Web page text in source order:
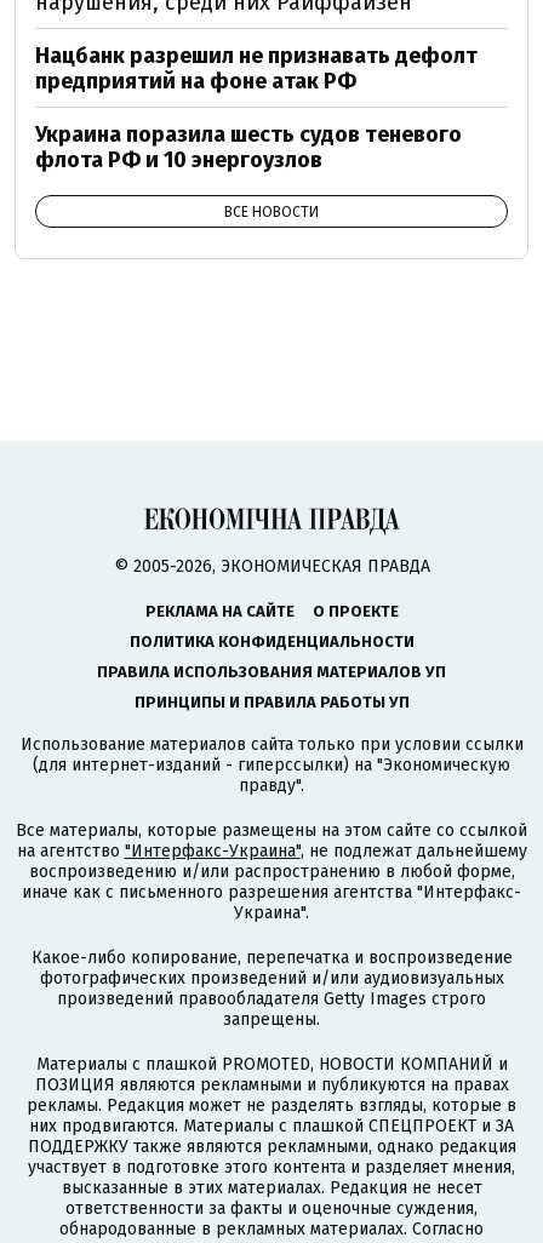
Нацбанк разрешил не признавать дефолт
предприятий на фоне атак РФ
Украина поразила шесть судов теневого
флота РФ и 10 энергоузлов
ВСЕ НОВОСТИ
© 2005-2026, ЭКОНОМИЧЕСКАЯ ПРАВДА
РЕКЛАМА НА САЙТЕ
О ПРОЕКТЕ
ПОЛИТИКА КОНФИДЕНЦИАЛЬНОСТИ
ПРАВИЛА ИСПОЛЬЗОВАНИЯ МАТЕРИАЛОВ УП
ПРИНЦИПЫ И ПРАВИЛА РАБОТЫ УП
Использование материалов сайта только при условии ссылки
(для интернет-изданий - гиперссылки) на "Экономическую
правду".
Все материалы, которые размещены на этом сайте со ссылкой
на агентство "Интерфакс-Украина", не подлежат дальнейшему
воспроизведению и/или распространению в любой форме,
иначе как с письменного разрешения агентства "Интерфакс-
Украина".
Какое-либо копирование, перепечатка и воспроизведение
фотографических произведений и/или аудиовизуальных
произведений правообладателя Getty Images строго
запрещены.
Материалы с плашкой PROMOTED, НОВОСТИ КОМПАНИЙ и
ПОЗИЦИЯ являются рекламными и публикуются на правах
рекламы. Редакция может не разделять взгляды, которые в
них продвигаются. Материалы с плашкой СПЕЦПРОЕКТ и ЗА
ПОДДЕРЖКУ также являются рекламными, однако редакция
участвует в подготовке этого контента и разделяет мнения,
высказанные в этих материалах. Редакция не несет
ответственности за факты и оценочные суждения,
обнародованные в рекламных материалах. Согласно